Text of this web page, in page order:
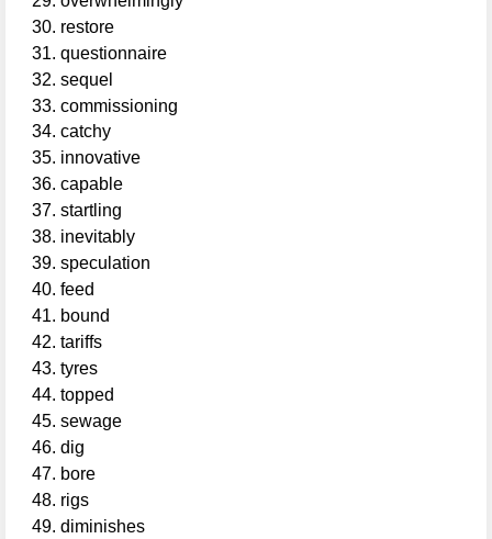
restore
questionnaire
sequel
commissioning
catchy
innovative
capable
startling
inevitably
speculation
feed
bound
tariffs
tyres
topped
sewage
dig
bore
rigs
diminishes